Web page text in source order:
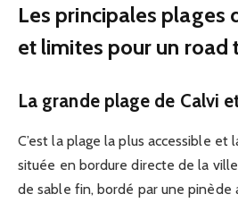
Les principales plages
et limites pour un road
La grande plage de Calvi
C’est la plage la plus accessible et
située en bordure directe de la
de sable fin, bordé par une pinède